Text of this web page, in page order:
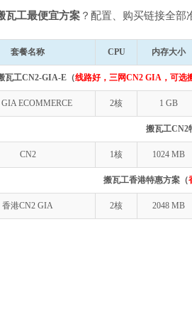
瓦工最便宜方案 ？配置、购买链接全部
套餐名称 CPU 内存大小
瓦工CN2-GIA-E（线路好，三网CN2 GIA，可选
ECOMMERCE 2核 1 GB
搬瓦工CN2
CN2 1核 1024 MB
搬瓦工香港特惠方案（
香港CN2 GIA 2核 2048 MB